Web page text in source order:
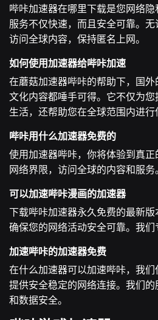
哔咔加速器在哪里下载是您网络
服务不仅快速，而且安全可靠。
访问全球内容，保持匿名上网。
如何使用加速器给哔咔加速
在蘑菇加速器哔咔的帮助下，国
文化内容都唾手可得。它不仅为
生活，还帮助您在全球范围内进行
哔咔用什么加速器免费的
使用加速器哔咔，你将体验到真
网络界限，访问全球的内容和服务。
可以加速哔咔漫画的加速器
下载哔咔加速器永久免费的最新版
确保您的网络活动安全可靠。我们
加速哔咔的加速器免费
在什么加速器可以加速哔咔，我
提供安全稳定的网络连接。我们
和数据安全。